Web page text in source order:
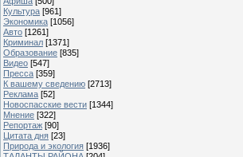
Культура [961]
Экономика [1056]
Авто [1261]
Криминал [1371]
Образование [835]
Видео [547]
Пресса [359]
К вашему сведению [2713]
Реклама [52]
Новоспасские вести [1344]
Мнение [322]
Репортаж [90]
Цитата дня [23]
Природа и экология [1936]